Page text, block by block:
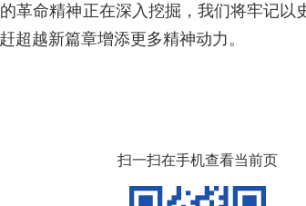
革命精神正在深入挖掘，我们将牢记
超越新篇章增添更多精神动力。
扫一扫在手机查看当前页